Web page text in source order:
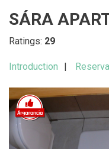
SÁRA
Ratings: 29
Introduction